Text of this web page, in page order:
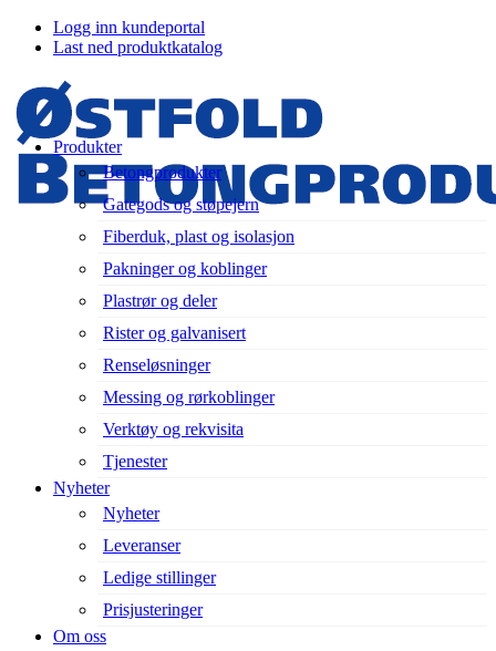
Logg inn kundeportal
Last ned produktkatalog
Produkter
Betongprodukter
Gategods og støpejern
Fiberduk, plast og isolasjon
Pakninger og koblinger
Plastrør og deler
Rister og galvanisert
Renseløsninger
Messing og rørkoblinger
Verktøy og rekvisita
Tjenester
Nyheter
Nyheter
Leveranser
Ledige stillinger
Prisjusteringer
Om oss